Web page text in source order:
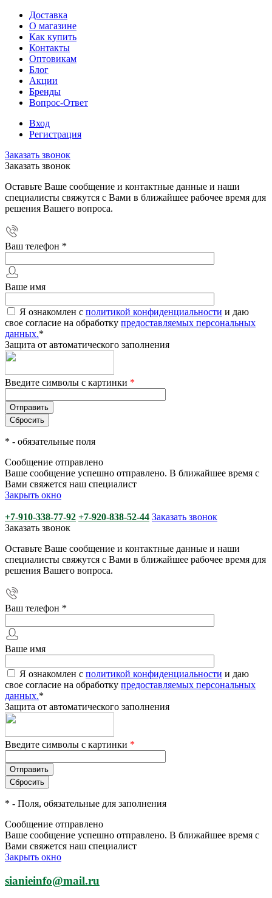
Доставка
О магазине
Как купить
Контакты
Оптовикам
Блог
Акции
Бренды
Вопрос-Ответ
Вход
Регистрация
Заказать звонок
Заказать звонок
Оставьте Ваше сообщение и контактные данные и наши
специалисты свяжутся с Вами в ближайшее рабочее время для
решения Вашего вопроса.
Ваш телефон *
Ваше имя
Я ознакомлен с политикой конфиденциальности и даю
свое согласие на обработку предоставляемых персональных
данных.*
Защита от автоматического заполнения
Введите символы с картинки *
* - обязательные поля
Сообщение отправлено
Ваше сообщение успешно отправлено. В ближайшее время с
Вами свяжется наш специалист
Закрыть окно
+7-910-338-77-92 +7-920-838-52-44 Заказать звонок
Заказать звонок
Оставьте Ваше сообщение и контактные данные и наши
специалисты свяжутся с Вами в ближайшее рабочее время для
решения Вашего вопроса.
Ваш телефон *
Ваше имя
Я ознакомлен с политикой конфиденциальности и даю
свое согласие на обработку предоставляемых персональных
данных.*
Защита от автоматического заполнения
Введите символы с картинки *
* - Поля, обязательные для заполнения
Сообщение отправлено
Ваше сообщение успешно отправлено. В ближайшее время с
Вами свяжется наш специалист
Закрыть окно
sianieinfo@mail.ru